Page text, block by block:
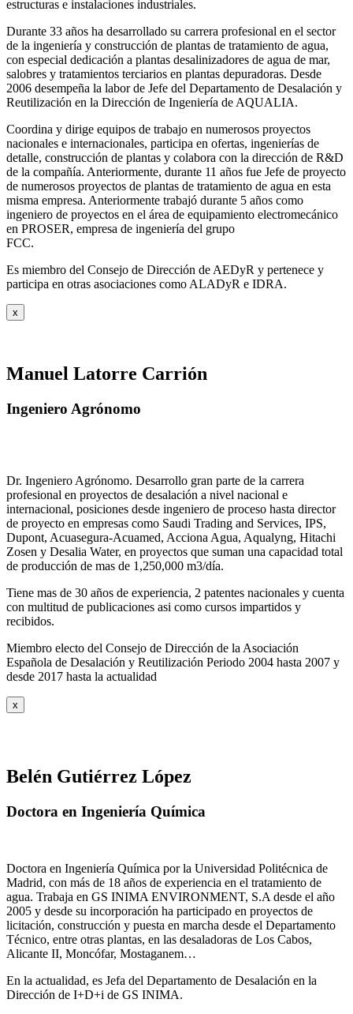
estructuras e instalaciones industriales.
Durante 33 años ha desarrollado su carrera profesional en el sector
de la ingeniería y construcción de plantas de tratamiento de agua,
con especial dedicación a plantas desalinizadores de agua de mar,
salobres y tratamientos terciarios en plantas depuradoras. Desde
2006 desempeña la labor de Jefe del Departamento de Desalación y
Reutilización en la Dirección de Ingeniería de AQUALIA.
Coordina y dirige equipos de trabajo en numerosos proyectos
nacionales e internacionales, participa en ofertas, ingenierías de
detalle, construcción de plantas y colabora con la dirección de R&D
de la compañía. Anteriormente, durante 11 años fue Jefe de proyecto
de numerosos proyectos de plantas de tratamiento de agua en esta
misma empresa. Anteriormente trabajó durante 5 años como
ingeniero de proyectos en el área de equipamiento electromecánico
en PROSER, empresa de ingeniería del grupo
FCC.
Es miembro del Consejo de Dirección de AEDyR y pertenece y
participa en otras asociaciones como ALADyR e IDRA.
x
Manuel Latorre Carrión
Ingeniero Agrónomo
Dr. Ingeniero Agrónomo. Desarrollo gran parte de la carrera
profesional en proyectos de desalación a nivel nacional e
internacional, posiciones desde ingeniero de proceso hasta director
de proyecto en empresas como Saudi Trading and Services, IPS,
Dupont, Acuasegura-Acuamed, Acciona Agua, Aqualyng, Hitachi
Zosen y Desalia Water, en proyectos que suman una capacidad total
de producción de mas de 1,250,000 m3/día.
Tiene mas de 30 años de experiencia, 2 patentes nacionales y cuenta
con multitud de publicaciones asi como cursos impartidos y
recibidos.
Miembro electo del Consejo de Dirección de la Asociación
Española de Desalación y Reutilización Periodo 2004 hasta 2007 y
desde 2017 hasta la actualidad
x
Belén Gutiérrez López
Doctora en Ingeniería Química
Doctora en Ingeniería Química por la Universidad Politécnica de
Madrid, con más de 18 años de experiencia en el tratamiento de
agua. Trabaja en GS INIMA ENVIRONMENT, S.A desde el año
2005 y desde su incorporación ha participado en proyectos de
licitación, construcción y puesta en marcha desde el Departamento
Técnico, entre otras plantas, en las desaladoras de Los Cabos,
Alicante II, Moncófar, Mostaganem…
En la actualidad, es Jefa del Departamento de Desalación en la
Dirección de I+D+i de GS INIMA.